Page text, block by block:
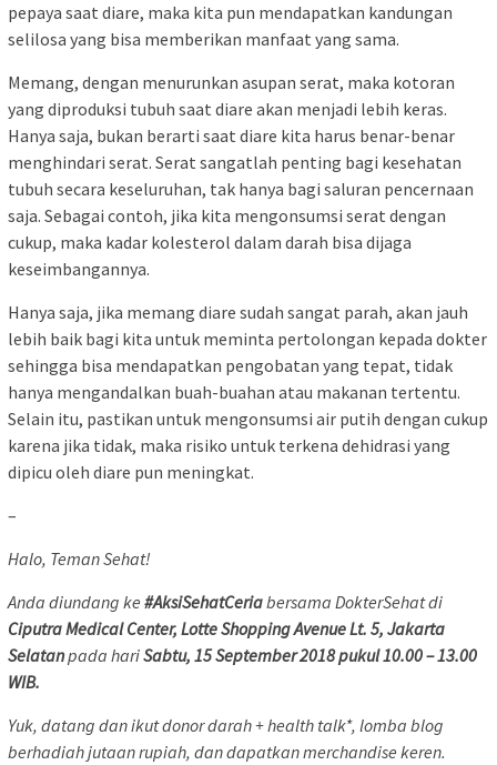
pepaya saat diare, maka kita pun mendapatkan kandungan
selilosa yang bisa memberikan manfaat yang sama.
Memang, dengan menurunkan asupan serat, maka kotoran
yang diproduksi tubuh saat diare akan menjadi lebih keras.
Hanya saja, bukan berarti saat diare kita harus benar-benar
menghindari serat. Serat sangatlah penting bagi kesehatan
tubuh secara keseluruhan, tak hanya bagi saluran pencernaan
saja. Sebagai contoh, jika kita mengonsumsi serat dengan
cukup, maka kadar kolesterol dalam darah bisa dijaga
keseimbangannya.
Hanya saja, jika memang diare sudah sangat parah, akan jauh
lebih baik bagi kita untuk meminta pertolongan kepada dokter
sehingga bisa mendapatkan pengobatan yang tepat, tidak
hanya mengandalkan buah-buahan atau makanan tertentu.
Selain itu, pastikan untuk mengonsumsi air putih dengan cukup
karena jika tidak, maka risiko untuk terkena dehidrasi yang
dipicu oleh diare pun meningkat.
–
Halo, Teman Sehat!
Anda diundang ke #AksiSehatCeriabersama DokterSehat di
Ciputra Medical Center, Lotte Shopping Avenue Lt. 5, Jakarta
Selatanpada hariSabtu, 15 September 2018 pukul 10.00 – 13.00
WIB.
Yuk, datang dan ikut donor darah + health talk*, lomba blog
berhadiah jutaan rupiah, dan dapatkan merchandise keren.